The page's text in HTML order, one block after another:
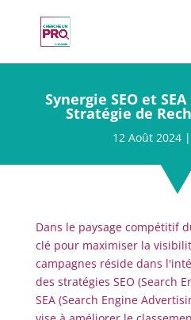
Synergie SEO et
Stratégie de
12 Août 2024
Dans le paysage compétitif
clé pour maximiser la
campagnes réside dans
des stratégies SEO (Search
SEA (Search Engine